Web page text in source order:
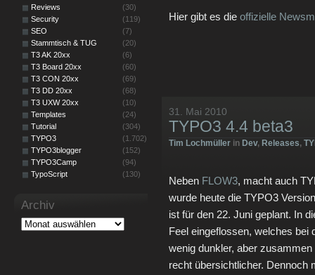
Hier gibt es die offizielle
31. Mai 2010
TYPO3 4.4 beta3
Tim Lochmüller in Dev, Releases,
Neben FLOW3, macht auch
wurde heute die TYPO3
ist für den 22. Juni geplant. In
Feel eingeflossen, welches bei
wenig dunkler, aber
recht übersichtlicher. Dennoch
Reviews
(30)
Security
(119)
SEO
(7)
Stammtisch & TUG
(20)
T3 AK 20xx
(6)
T3 Board 20xx
(60)
T3 CON 20xx
(69)
T3 DD 20xx
(68)
T3 UXW 20xx
(10)
Templates
(24)
Tutorial
(304)
TYPO3
(1.702)
TYPO3blogger
(152)
TYPO3Camp
(94)
TypoScript
(130)
Archiv